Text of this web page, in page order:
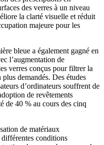
des verres à un niveau
la clarté visuelle et réduit
majeure pour les
bleue a également gagné en
l’augmentation de
verres conçus pour filtrer la
demandés. Des études
d’ordinateurs souffrent de
de revêtements
de 40 % au cours des cinq
de matériaux
conditions